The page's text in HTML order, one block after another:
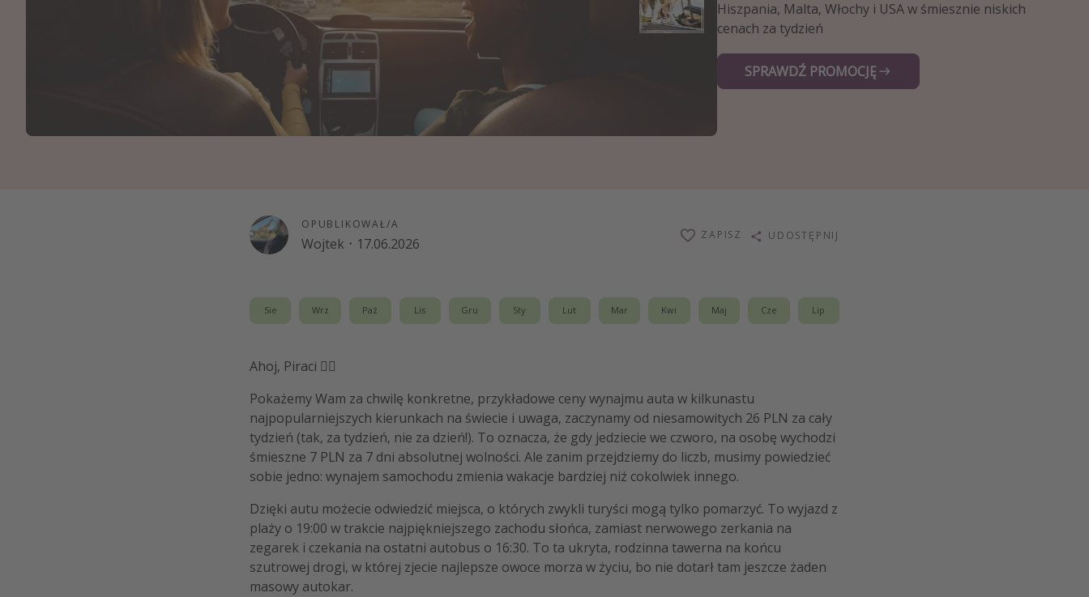
Hiszpania, Malta, Włochy i USA w śmiesznie niskich
cenach za tydzień
SPRAWDŹ PROMOCJĘ
OPUBLIKOWAŁ/A
Wojtek · 17.06.2026
ZAPISZ UDOSTĘPNIJ
Sie Wrz Paź Lis Gru Sty Lut Mar Kwi Maj Cze Lip
Ahoj, Piraci 🏴‍☠️
Pokażemy Wam za chwilę konkretne, przykładowe ceny wynajmu auta w kilkunastu
najpopularniejszych kierunkach na świecie i uwaga, zaczynamy od niesamowitych 26 PLN za cały
tydzień (tak, za tydzień, nie za dzień!). To oznacza, że gdy jedziecie we czworo, na osobę wychodzi
śmieszne 7 PLN za 7 dni absolutnej wolności. Ale zanim przejdziemy do liczb, musimy powiedzieć
sobie jedno: wynajem samochodu zmienia wakacje bardziej niż cokolwiek innego.
Dzięki autu możecie odwiedzić miejsca, o których zwykli turyści mogą tylko pomarzyć. To wyjazd z
plaży o 19:00 w trakcie najpiękniejszego zachodu słońca, zamiast nerwowego zerkania na
zegarek i czekania na ostatni autobus o 16:30. To ta ukryta, rodzinna tawerna na końcu
szutrowej drogi, w której zjecie najlepsze owoce morza w życiu, bo nie dotarł tam jeszcze żaden
masowy autokar.